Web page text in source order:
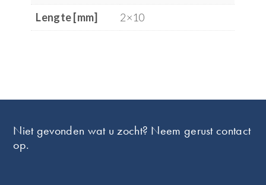
Lengte [mm]
2×10
Niet gevonden wat u zocht? Neem gerust contact
op.